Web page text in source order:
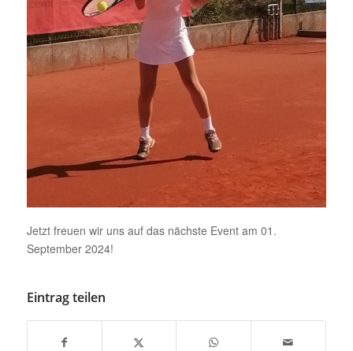
Jetzt freuen wir uns auf das nächste Event am 01.
September 2024!
Eintrag teilen